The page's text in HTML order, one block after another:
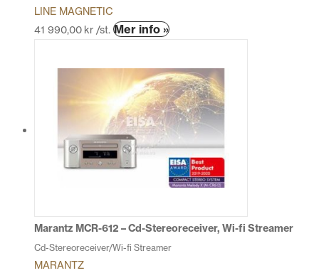
LINE MAGNETIC
41 990,00 kr /st. Mer info »Den
har
flera
varianter.
De
olika
alternativen
kan
väljas
produktsidan
Marantz MCR-612 – Cd-Stereoreceiver, Wi-fi Streamer
Cd-Stereoreceiver/Wi-fi Streamer
MARANTZ